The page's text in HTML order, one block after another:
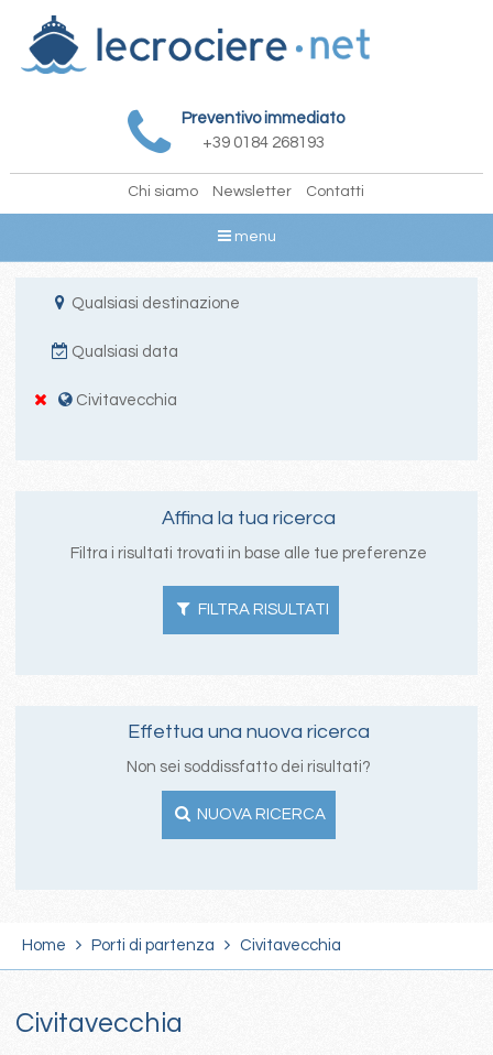
Preventivo immediato
+39 0184 268193
Chi siamo Newsletter Contatti
menu
Qualsiasi destinazione
Qualsiasi data
Civitavecchia
Affina la tua ricerca
Filtra i risultati trovati in base alle tue preferenze
FILTRA RISULTATI
Effettua una nuova ricerca
Non sei soddissfatto dei risultati?
NUOVA RICERCA
Home Porti di partenza Civitavecchia
Civitavecchia